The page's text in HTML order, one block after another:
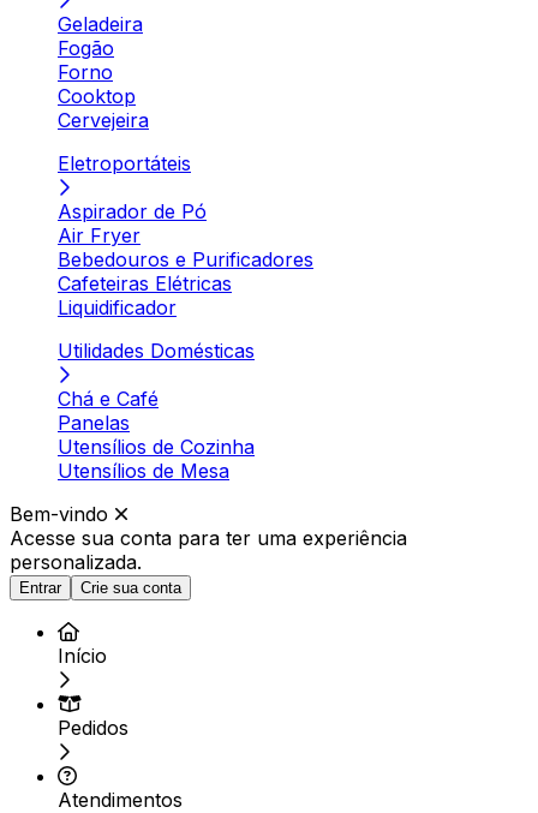
Geladeira
Fogão
Forno
Cooktop
Cervejeira
Eletroportáteis
Aspirador de Pó
Air Fryer
Bebedouros e Purificadores
Cafeteiras Elétricas
Liquidificador
Utilidades Domésticas
Chá e Café
Panelas
Utensílios de Cozinha
Utensílios de Mesa
Bem-vindo
Acesse sua conta para ter uma experiência
personalizada.
Entrar Crie sua conta
Início
Pedidos
Atendimentos